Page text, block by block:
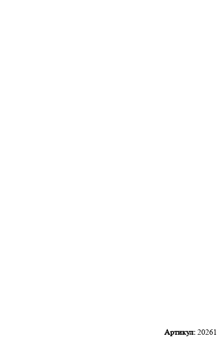
Артикул: 20261